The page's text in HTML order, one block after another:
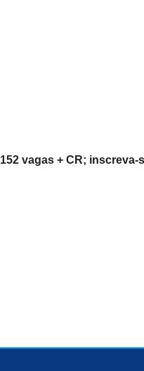
152 vagas + CR; inscreva-